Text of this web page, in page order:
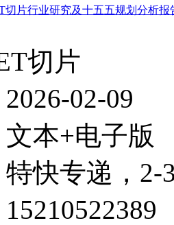
切片行业研究及十五五规划分析报
切片
02-09
本+电子版
快专递，2-